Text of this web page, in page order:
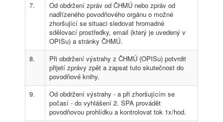
7.
Od obdržení zpráv od ČHMÚ nebo zpráv od
nadřízeného povodňového orgánu o možné
zhoršující se situaci sledovat hromadné
sdělovací prostředky, email (který je uvedený v
OPISu) a stránky ČHMÚ.
8.
Při obdržení výstrahy z ČHMÚ (OPISu) potvrdit
přijetí zprávy zpět a zapsat tuto skutečnost do
povodňové knihy.
9.
Od obdržení výstrahy - a při zhoršujícím se
počasí - do vyhlášení 2. SPA provádět
povodňovou prohlídku a kontrolovat tok 1x/hod.